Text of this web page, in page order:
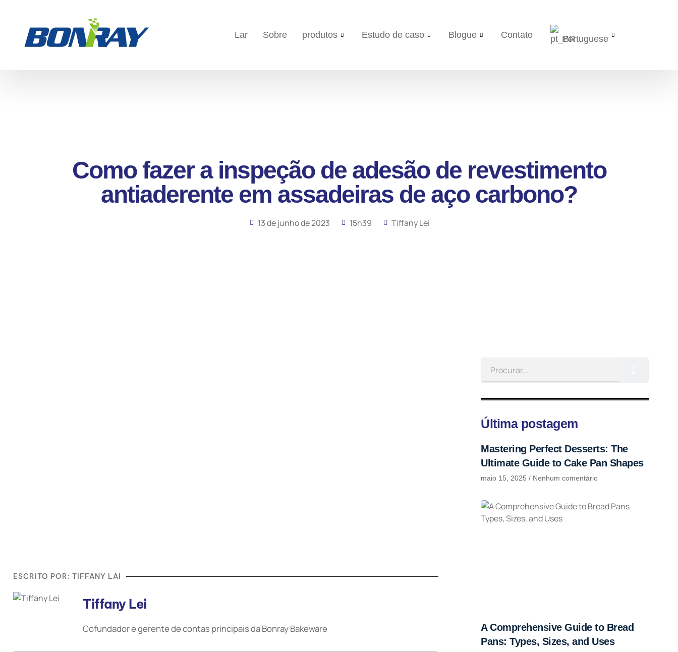
Lar Sobre produtos Estudo de caso Blogue Contato Portuguese
Como fazer a inspeção de adesão de revestimento
antiaderente em assadeiras de aço carbono?
13 de junho de 2023 15h39 Tiffany Lei
ESCRITO POR: TIFFANY LAI
Tiffany Lei
Cofundador e gerente de contas principais da Bonray Bakeware
Última postagem
Mastering Perfect Desserts: The
Ultimate Guide to Cake Pan Shapes
maio 15, 2025 Nenhum comentário
A Comprehensive Guide to Bread
Pans: Types, Sizes, and Uses